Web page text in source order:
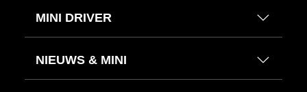
MINI DRIVER
NIEUWS & MINI